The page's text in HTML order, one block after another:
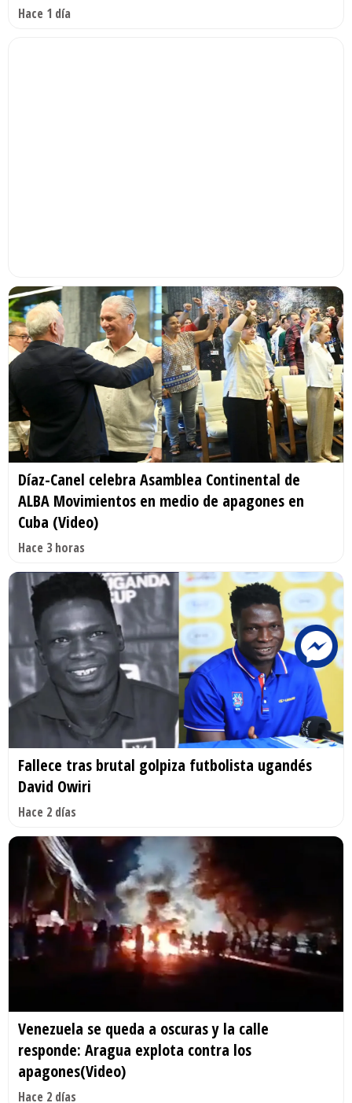
Hace 1 día
Díaz-Canel celebra Asamblea Continental de
ALBA Movimientos en medio de apagones en
Cuba (Video)
Hace 3 horas
Fallece tras brutal golpiza futbolista ugandés
David Owiri
Hace 2 días
Venezuela se queda a oscuras y la calle
responde: Aragua explota contra los
apagones(Video)
Hace 2 días